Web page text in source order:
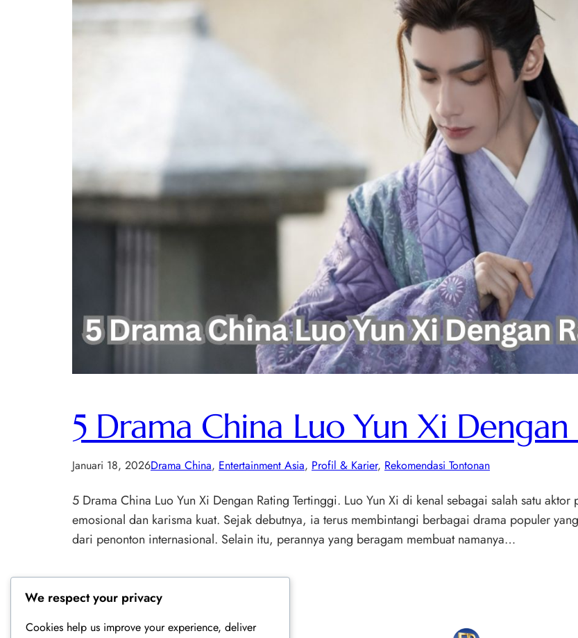
5 Drama China Luo Yun Xi
Januari 18, 2026Drama China, Entertainment Asia, Profil & Karier, Rekomendasi Tontonan
5 Drama China Luo Yun Xi Dengan Rating Tertinggi. Luo Yun Xi di kenal sebagai salah satu
emosional dan karisma kuat. Sejak debutnya, ia terus membintangi berbagai drama populer
dari penonton internasional. Selain itu, perannya yang beragam membuat namanya…
We respect your privacy
Cookies help us improve your experience, deliver